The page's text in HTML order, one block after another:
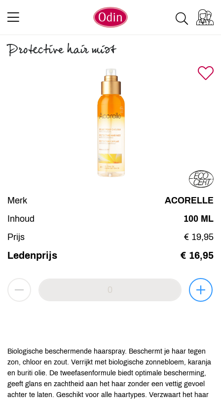
Protective hair mist
Merk
ACORELLE
Inhoud
100 ML
Prijs
€ 19,95
Ledenprijs € 16,95
Biologische beschermende haarspray. Beschermt je haar tegen
zon, chloor en zout. Verrijkt met biologische zonnebloem, karanja
en buriti olie. De tweefasenformule biedt optimale bescherming,
geeft glans en zachtheid aan het haar zonder een vettig gevoel
achter te laten. Geschikt voor alle haartypes. Verzwaart het haar